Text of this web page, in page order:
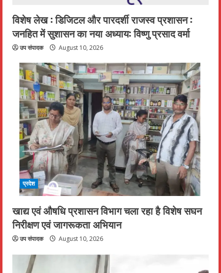
विशेष लेख : डिजिटल और पारदर्शी राजस्व प्रशासन :
जनहित में सुशासन का नया अध्याय: विष्णु प्रसाद वर्मा
उप संपादक August 10, 2026
प्रदेश
खाद्य एवं औषधि प्रशासन विभाग चला रहा है विशेष सघन
निरीक्षण एवं जागरूकता अभियान
उप संपादक August 10, 2026